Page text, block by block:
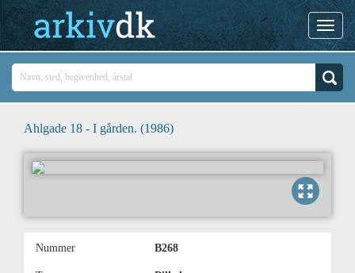
Ahlgade 18 - I gården. (1986)
Nummer B268